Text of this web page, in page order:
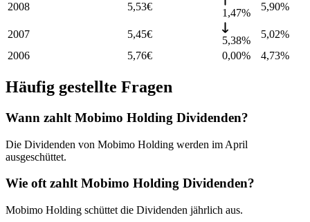
2008 5,53€
1,47%
5,90%
2007 5,45€
5,38%
5,02%
2006
5,76€ 0,00% 4,73%
Häufig gestellte Fragen
Wann zahlt Mobimo Holding Dividenden?
Die Dividenden von Mobimo Holding werden im April
ausgeschüttet.
Wie oft zahlt Mobimo Holding Dividenden?
Mobimo Holding schüttet die Dividenden jährlich aus.